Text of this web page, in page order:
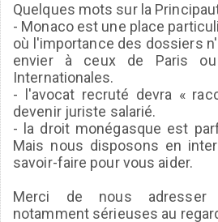
Quelques mots sur la
- Monaco est une place
où l'importance des dossiers
envier à ceux de Paris ou
Internationales.
- l'avocat recruté devra «
devenir juriste salarié.
- la droit monégasque est
Mais nous disposons en
savoir-faire pour vous aider.
Merci de nous adresser
notamment sérieuses au